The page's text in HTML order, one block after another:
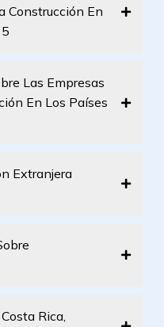
Construcción En
Las Empresas
En Los Países
Extranjera
Rica,